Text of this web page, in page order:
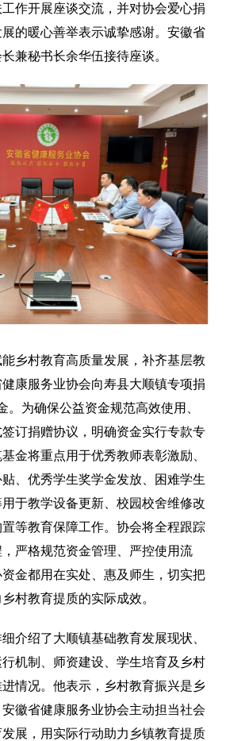
作开展座谈交流，并对协会爱心捐
的暖心善举表示诚挚感谢。安徽省
兼秘书长余华伍接待座谈。
村教育高质量发展，补齐基层教
康服务业协会向寿县大顺镇专项捐
。为确保公益资金规范高效使用、
订捐赠协议，明确资金实行专款专
金将重点用于优秀教师表彰激励、
、优秀学生奖学金发放、困难学生
于教学设备更新、校园校舍维修改
等教育保障工作。协会将全程跟踪
严格规范资金管理、严控使用流
金都用在实处、惠及师生，切实把
村教育提质的实际成效。
绍了大顺镇基础教育发展现状、
机制、师资建设、学生培育及乡村
情况。他表示，乡村教育振兴是乡
徽省健康服务业协会主动担当社会
展，用实际行动助力乡镇教育提质